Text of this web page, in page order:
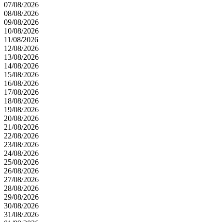
07/08/2026
08/08/2026
09/08/2026
10/08/2026
11/08/2026
12/08/2026
13/08/2026
14/08/2026
15/08/2026
16/08/2026
17/08/2026
18/08/2026
19/08/2026
20/08/2026
21/08/2026
22/08/2026
23/08/2026
24/08/2026
25/08/2026
26/08/2026
27/08/2026
28/08/2026
29/08/2026
30/08/2026
31/08/2026